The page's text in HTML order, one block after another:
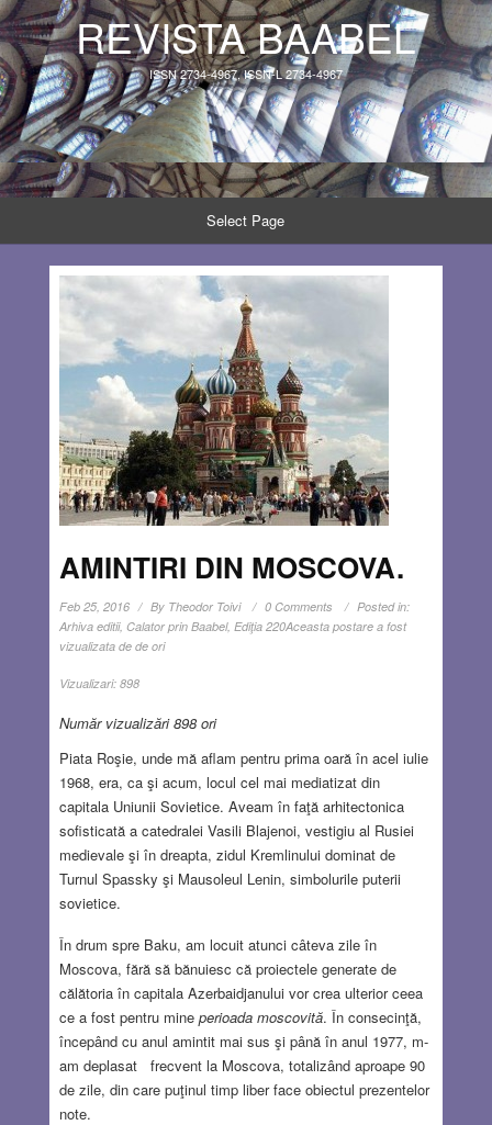
REVISTA BAABEL
ISSN 2734-4967, ISSN-L 2734-4967
Select Page
AMINTIRI DIN MOSCOVA.
Feb 25, 2016 By Theodor Toivi 0 Comments
Posted in:
Arhiva editii, Calator prin Baabel, Ediţia 220Aceasta postare a fost
vizualizata de de ori
Vizualizari: 898
Număr vizualizări 898 ori
Piata Roşie, unde mă aflam pentru prima oară în acel iulie
1968, era, ca şi acum, locul cel mai mediatizat din
capitala Uniunii Sovietice. Aveam în faţă arhitectonica
sofisticată a catedralei Vasili Blajenoi, vestigiu al Rusiei
medievale şi în dreapta, zidul Kremlinului dominat de
Turnul Spassky şi Mausoleul Lenin, simbolurile puterii
sovietice.
În drum spre Baku, am locuit atunci câteva zile în
Moscova, fără să bănuiesc că proiectele generate de
călătoria în capitala Azerbaidjanului vor crea ulterior ceea
ce a fost pentru mine perioada moscovită. În consecinţă,
începând cu anul amintit mai sus şi până în anul 1977, m-
am deplasat frecvent la Moscova, totalizând aproape 90
de zile, din care puţinul timp liber face obiectul prezentelor
note.